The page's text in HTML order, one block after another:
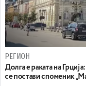
РЕГИОН
Долга е раката на
се постави споменик